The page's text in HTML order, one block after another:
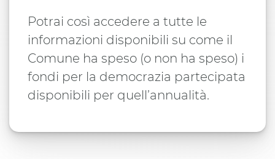
Potrai così accedere a tutte le
informazioni disponibili su come il
Comune ha speso (o non ha speso) i
fondi per la democrazia partecipata
disponibili per quell’annualità.